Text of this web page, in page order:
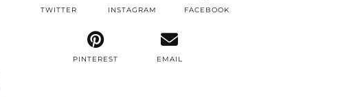
TWITTER INSTAGRAM FACEBOOK
PINTEREST EMAIL